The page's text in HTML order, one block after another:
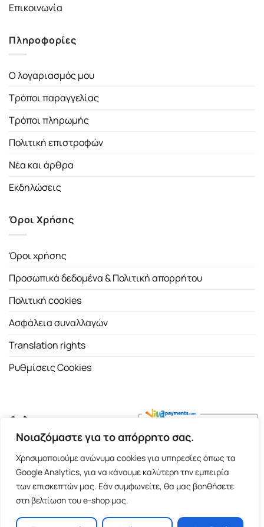
Νοιαζόμαστε για το απόρρητο σας.
Χρησιμοποιούμε ανώνυμα cookies για υπηρεσίες όπως τα
Google Analytics, για να κάνουμε καλύτερη την εμπειρία
των επισκεπτών μας. Εάν συμφωνείτε, θα μας βοηθήσετε
στη βελτίωση του e-shop μας.
Επικοινωνία
Πληροφορίες
Ο λογαριασμός μου
Τρόποι παραγγελίας
Τρόποι πληρωμής
Πολιτική επιστροφών
Νέα και άρθρα
Εκδηλώσεις
Όροι Χρήσης
Όροι χρήσης
Προσωπικά δεδομένα & Πολιτική απορρήτου
Πολιτική cookies
Ασφάλεια συναλλαγών
Translation rights
Ρυθμίσεις Cookies
Copyright 2026 ©Εκδοτικός Οίκος Α.Α. Λιβάνη| All rights
reserved.
Σόλωνος 98, 10680 Αθήνα | Τ:2103661200- F: 2103617791
E-shop and Premium Managed Hosting by